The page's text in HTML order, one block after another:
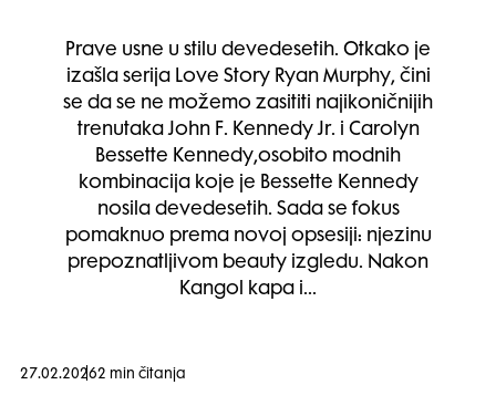
Prave usne u stilu devedesetih. Otkako je
izašla serija Love Story Ryan Murphy, čini
se da se ne možemo zasititi najikoničnijih
trenutaka John F. Kennedy Jr. i Carolyn
Bessette Kennedy,osobito modnih
kombinacija koje je Bessette Kennedy
nosila devedesetih. Sada se fokus
pomaknuo prema novoj opsesiji: njezinu
prepoznatljivom beauty izgledu. Nakon
Kangol kapa i…
27.02.20262 min čitanja